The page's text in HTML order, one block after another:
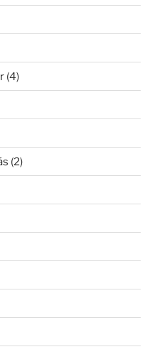
(4)
(2)